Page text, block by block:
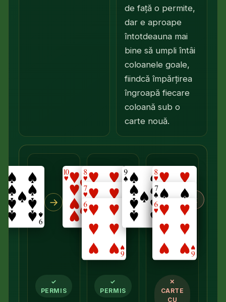
de față o permite,
dar e aproape
întotdeauna mai
bine să umpli întâi
coloanele goale,
fiindcă împărțirea
îngroapă fiecare
coloană sub o
carte nouă.
→
✓
PERMIS
→
✓
PERMIS
×
✕
CARTE
CU